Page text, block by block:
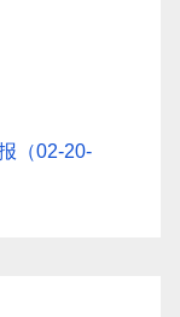
（02-20-